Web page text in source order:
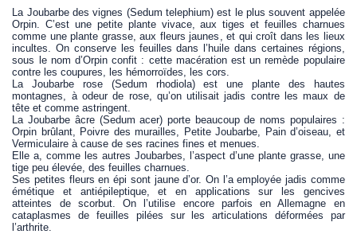
La Joubarbe des vignes (Sedum telephium) est le plus souvent appelée
Orpin. C’est une petite plante vivace, aux tiges et feuilles charnues
comme une plante grasse, aux fleurs jaunes, et qui croît dans les lieux
incultes. On conserve les feuilles dans l’huile dans certaines régions,
sous le nom d’Orpin confit : cette macération est un remède populaire
contre les coupures, les hémorroïdes, les cors.
La Joubarbe rose (Sedum rhodiola) est une plante des hautes
montagnes, à odeur de rose, qu’on utilisait jadis contre les maux de
tête et comme astringent.
La Joubarbe âcre (Sedum acer) porte beaucoup de noms populaires :
Orpin brûlant, Poivre des murailles, Petite Joubarbe, Pain d’oiseau, et
Vermiculaire à cause de ses racines fines et menues.
Elle a, comme les autres Joubarbes, l’aspect d’une plante grasse, une
tige peu élevée, des feuilles charnues.
Ses petites fleurs en épi sont jaune d’or. On l’a employée jadis comme
émétique et antiépileptique, et en applications sur les gencives
atteintes de scorbut. On l’utilise encore parfois en Allemagne en
cataplasmes de feuilles pilées sur les articulations déformées par
l’arthrite.